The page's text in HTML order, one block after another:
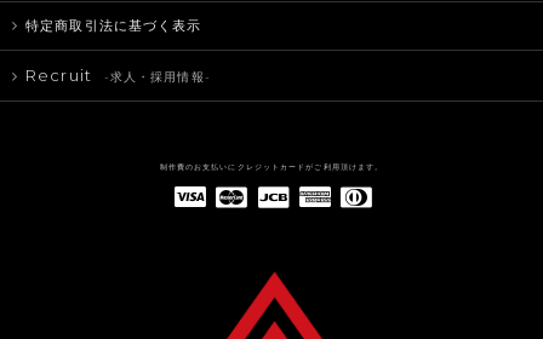
特定商取引法に基づく表示
Recruit -求人・採用情報-
制作費のお支払いにクレジットカードがご利用頂けます。